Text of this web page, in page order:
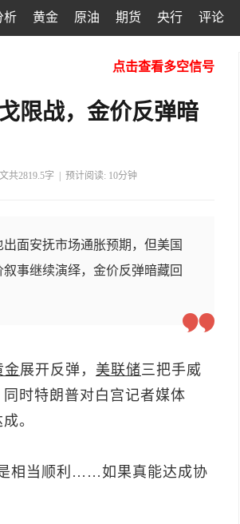
析 黄金 原油 期货 央行 评论
点击查看多空信号
限战，金价反弹暗
共2819.5字 |预计阅读: 10分钟
面安抚市场通胀预期，但美国
事继续演绎，金价反弹暗藏回
金展开反弹， 美联储三把手威
时特朗普对白宫记者媒体
。
相当顺利……如果真能达成协